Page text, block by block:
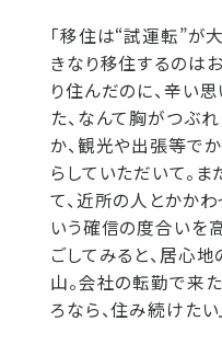
「移住は“試運転”が
きなり移住するのは
り住んだのに、辛い
た、なんて胸がつぶ
か、観光や出張等で
らしていただいて。
て、近所の人とかかわ
いう確信の度合いを
ごしてみると、居心
山。会社の転勤で来
ろなら、住み続けたい